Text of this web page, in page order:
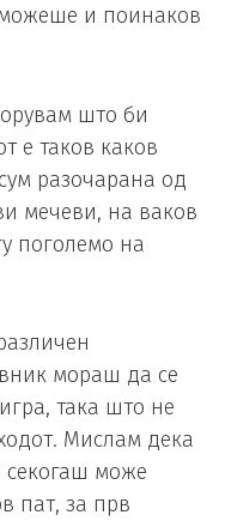
и поинаков
што би
е таков каков
разочарана од
мечеви, на ваков
поголемо на
мораш да се
така што не
Мислам дека
секогаш може
пат, за прв